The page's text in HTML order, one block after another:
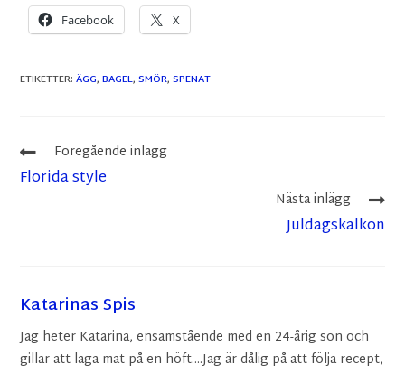
Facebook X
ETIKETTER:ÄGG, BAGEL, SMÖR, SPENAT
Föregående inlägg
Florida style
Nästa inlägg
Juldagskalkon
Katarinas Spis
Jag heter Katarina, ensamstående med en 24-årig son och
gillar att laga mat på en höft....Jag är dålig på att följa recept,